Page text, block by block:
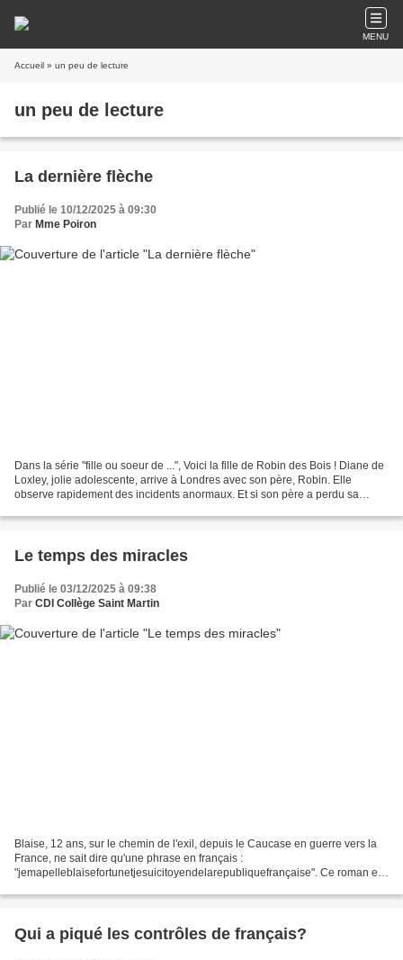
MENU
Accueil » un peu de lecture
un peu de lecture
La dernière flèche
Publié le 10/12/2025 à 09:30
Par Mme Poiron
Dans la série "fille ou soeur de ...", Voici la fille de Robin des Bois ! Diane de
Loxley, jolie adolescente, arrive à Londres avec son père, Robin. Elle
observe rapidement des incidents anormaux. Et si son père a perdu sa
Le temps des miracles
Publié le 03/12/2025 à 09:38
Par CDI Collège Saint Martin
Blaise, 12 ans, sur le chemin de l'exil, depuis le Caucase en guerre vers la
France, ne sait dire qu'une phrase en français :
"jemapelleblaisefortunetjesuicitoyendelarepubliquefrançaise". Ce roman est
Qui a piqué les contrôles de français?